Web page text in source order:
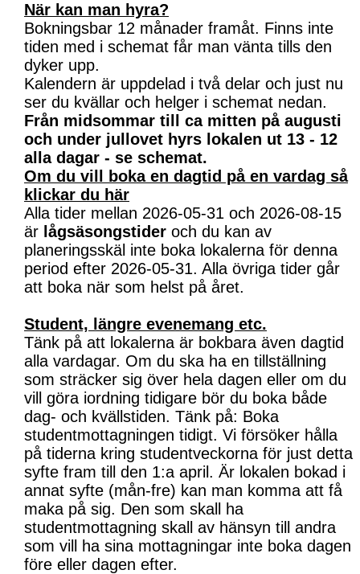
När kan man hyra?
Bokningsbar 12 månader framåt. Finns inte
tiden med i schemat får man vänta tills den
dyker upp.
Kalendern är uppdelad i två delar och just nu
ser du kvällar och helger i schemat nedan.
Från midsommar till ca mitten på augusti
och under jullovet hyrs lokalen ut 13 - 12
alla dagar - se schemat.
Om du vill boka en dagtid på en vardag så
klickar du här
Alla tider mellan 2026-05-31 och 2026-08-15
är lågsäsongstider och du kan av
planeringsskäl inte boka lokalerna för denna
period efter 2026-05-31. Alla övriga tider går
att boka när som helst på året.
Student, längre evenemang etc.
Tänk på att lokalerna är bokbara även dagtid
alla vardagar. Om du ska ha en tillställning
som sträcker sig över hela dagen eller om du
vill göra iordning tidigare bör du boka både
dag- och kvällstiden. Tänk på: Boka
studentmottagningen tidigt. Vi försöker hålla
på tiderna kring studentveckorna för just detta
syfte fram till den 1:a april. Är lokalen bokad i
annat syfte (mån-fre) kan man komma att få
maka på sig. Den som skall ha
studentmottagning skall av hänsyn till andra
som vill ha sina mottagningar inte boka dagen
före eller dagen efter.